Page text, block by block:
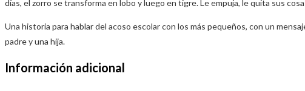
días, el zorro se transforma en lobo y luego en tigre. Le empuja, le quita sus
Una historia para hablar del acoso escolar con los más pequeños, con un
padre y una hija.
Información adicional